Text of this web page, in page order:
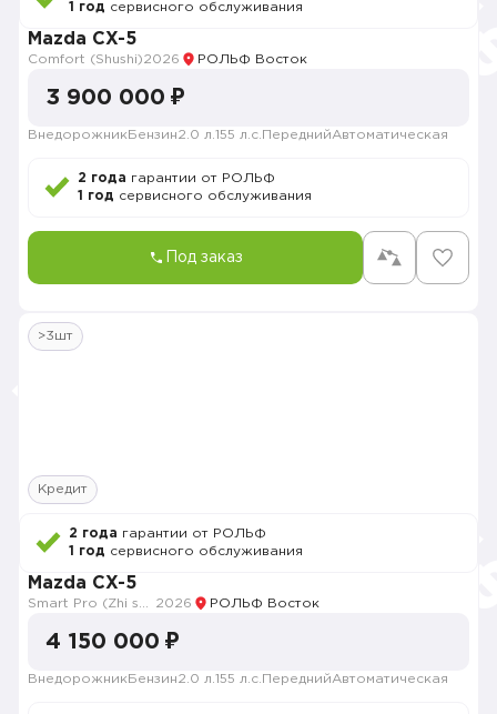
1 год сервисного обслуживания
Mazda CX-5
Comfort (Shushi)2026 РОЛЬФ Восток
3 900 000 ₽
Внедорожник Бензин2.0 л. 155 л.с. ПереднийАвтоматическая
2 года гарантии от РОЛЬФ
1 год сервисного обслуживания
Под заказ
>3шт
Кредит
2 года гарантии от РОЛЬФ
1 год сервисного обслуживания
Mazda CX-5
2026 РОЛЬФ Восток
4 150 000 ₽
Внедорожник Бензин2.0 л. 155 л.с. ПереднийАвтоматическая